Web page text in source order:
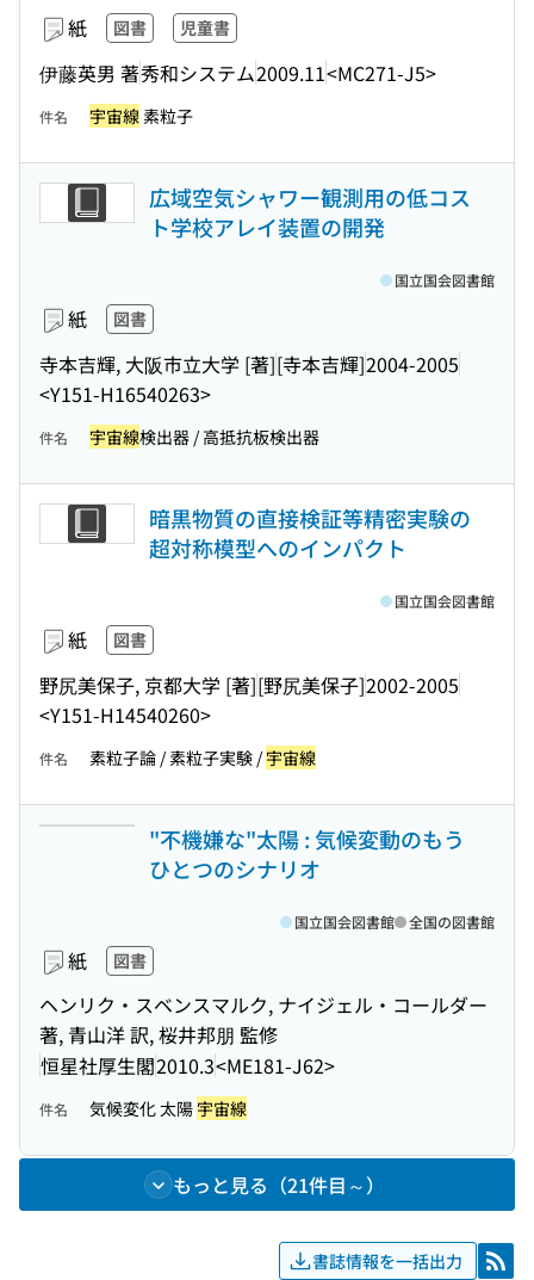
紙 図書 児童書
伊藤英男 著秀和システム2009.11<MC271-J5>
件名 宇宙線 素粒子
広域空気シャワー観測用の低コス
ト学校アレイ装置の開発
紙 図書
寺本吉輝, 大阪市立大学 [著][寺本吉輝]2004-2005
<Y151-H16540263>
国立国会図書館
件名 宇宙線検出器 / 高抵抗板検出器
暗黒物質の直接検証等精密実験の
超対称模型へのインパクト
紙 図書
野尻美保子, 京都大学 [著][野尻美保子]2002-2005
<Y151-H14540260>
国立国会図書館
件名 素粒子論 / 素粒子実験 /宇宙線
"不機嫌な"太陽 : 気候変動のもう
ひとつのシナリオ
紙 図書
ヘンリク・スベンスマルク, ナイジェル・コールダー
著, 青山洋 訳, 桜井邦朋 監修
恒星社厚生閣2010.3<ME181-J62>
国立国会図書館 全国の図書館
件名 気候変化 太陽 宇宙線
もっと見る（21件目～）
書誌情報を一括出力 RSS